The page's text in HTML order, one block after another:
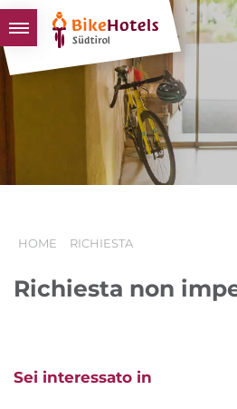
BIKEHOTELS
HOTELS & PACCHETTI
TOUR & TERRITORI
L'ALTO ADIGE & NOI
HOME RICHIESTA
Richiesta non
Sei interessato in